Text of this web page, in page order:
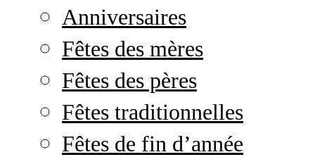
Anniversaires
Fêtes des mères
Fêtes des pères
Fêtes traditionnelles
Fêtes de fin d’année